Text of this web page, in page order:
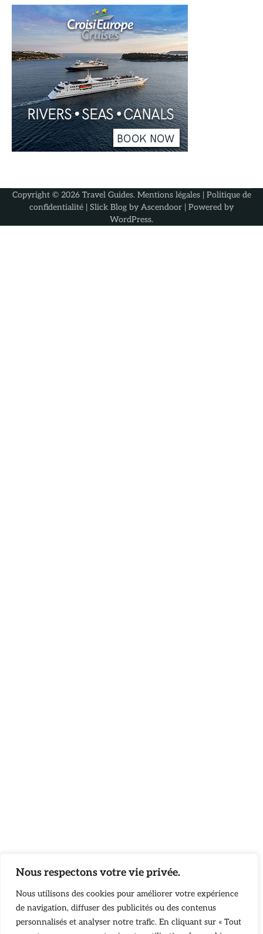
Nous respectons votre vie privée.
Nous utilisons des cookies pour améliorer votre expérience
de navigation, diffuser des publicités ou des contenus
personnalisés et analyser notre trafic. En cliquant sur « Tout
Copyright © 2026 Travel Guides. Mentions légales| Politique de
confidentialité | Slick Blog by Ascendoor | Powered by
WordPress.